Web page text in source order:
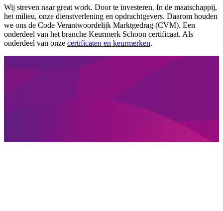
Wij streven naar great work. Door te investeren. In de maatschappij,
het milieu, onze dienstverlening en opdrachtgevers. Daarom houden
we ons de Code Verantwoordelijk Marktgedrag (CVM). Een
onderdeel van het branche Keurmerk Schoon certificaat. Als
onderdeel van onze certificaten en keurmerken.